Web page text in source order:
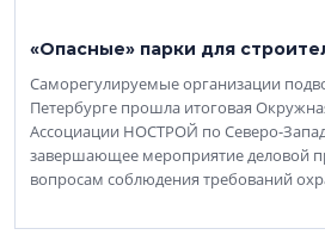
«Опасные» парки для
Саморегулируемые организации
Петербурге прошла итоговая
Ассоциации НОСТРОЙ по Северо-
завершающее мероприятие деловой
вопросам соблюдения требований